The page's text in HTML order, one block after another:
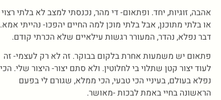
אהבה, זוגיות, יחד. ופתאום- די מהר, נכנסתי למצב לא בלתי רצוי
או בלתי מתוכנן, אבל בלתי מוכן למה החיים יהפכו- נהייתי אמא.
דבר נפלא, נהדר, המעורר רגשות עילאיים שלא הכרתי קודם.
פתאום יש משמעות אחרת בלקום בבוקר. זה לא רק לעצמי- זה
לעוד יצור קטן שתלוי בי לחלוטין. ולא סתם יצור- היצור שלי. הכי
נפלא בעולם, בעיניי הכי טבעי, הכי ממלא, שגורם לי בפעם
הראשונה בחיי באמת לבכות -מאושר.